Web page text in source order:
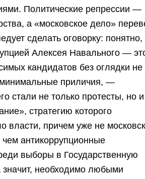
Политические репрессии —
а «московское дело»
сделать оговорку: понятно,
Алексея Навального —
кандидатов без оглядки не
приличия, —
стали не только протесты, но и
стратегию которого
власти, причем уже не
антикоррупционные
выборы в Государственную
значит, необходимо любыми